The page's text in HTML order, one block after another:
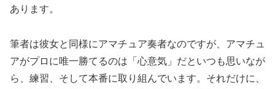
あります。
筆者は彼女と同様にアマチュア奏者なのですが、アマチュ
アがプロに唯一勝てるのは「心意気」だといつも思いなが
ら、練習、そして本番に取り組んでいます。それだけに、